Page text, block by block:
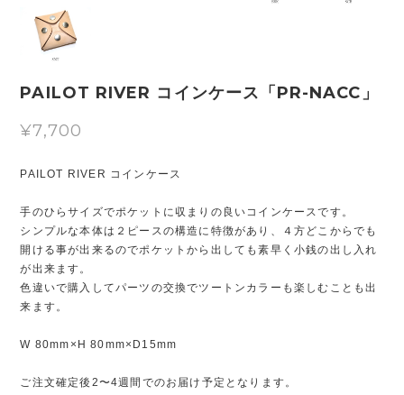
PAILOT RIVER コインケース「PR-NACC」
¥7,700
PAILOT RIVER コインケース
手のひらサイズでポケットに収まりの良いコインケースです。
シンプルな本体は２ピースの構造に特徴があり、４方どこからでも
開ける事が出来るのでポケットから出しても素早く小銭の出し入れ
が出来ます。
色違いで購入してパーツの交換でツートンカラーも楽しむことも出
来ます。
W 80mm×H 80mm×D15mm
ご注文確定後2〜4週間でのお届け予定となります。